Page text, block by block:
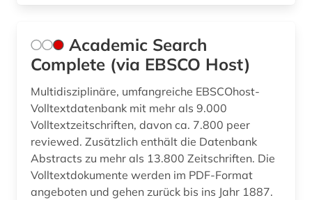
bibliothekskatalog plus (1)
bilanz (13)
bilanzanalyse (2)
bilanzdaten (1)
bilanzen (5)
bilanzrecht (13)
Academic Search
Complete (via EBSCO Host)
Multidisziplinäre, umfangreiche EBSCOhost-
Volltextdatenbank mit mehr als 9.000
Volltextzeitschriften, davon ca. 7.800 peer
reviewed. Zusätzlich enthält die Datenbank
Abstracts zu mehr als 13.800 Zeitschriften. Die
Volltextdokumente werden im PDF-Format
angeboten und gehen zurück bis ins Jahr 1887.